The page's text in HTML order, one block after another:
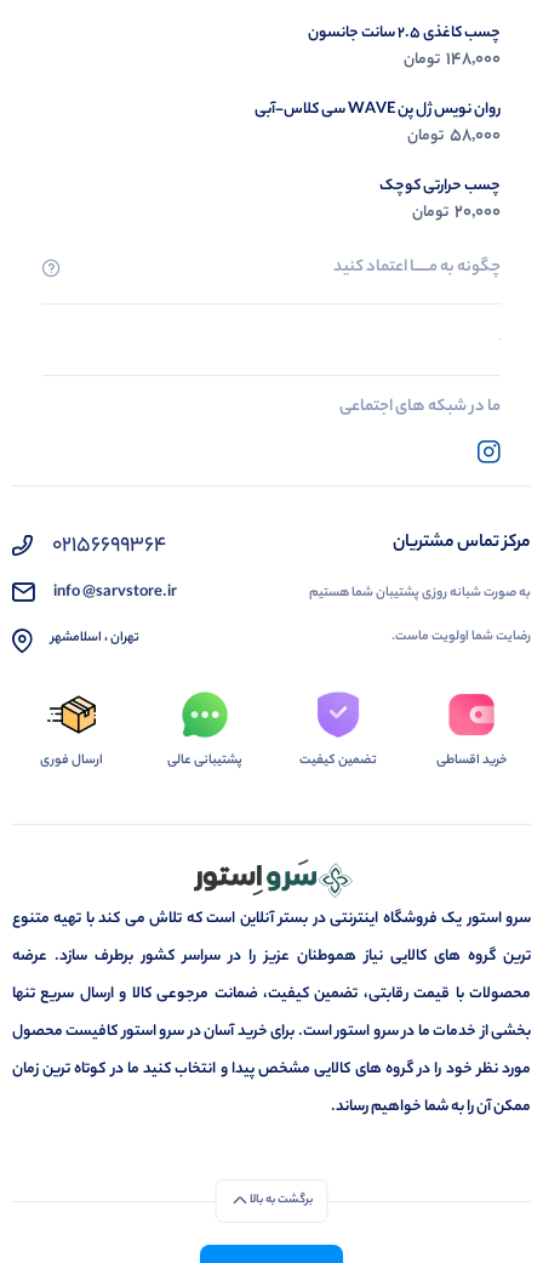
چسب کاغذی 2.5 سانت جانسون
148,000 تومان
روان نویس ژل پن WAVE سی کلاس-آبی
58,000 تومان
چسب حرارتی کوچک
20,000 تومان
چگونه به مــــــا اعتماد کنید
ما در شبکه های اجتماعی
مرکز تماس مشتریان
به صورت شبانه روزی پشتیبان شما هستیم
رضایت شما اولویت ماست.
02156699364
info @sarvstore.ir
تهران ، اسلامشهر
خرید اقساطی تضمین کیفیت پشتیبانی عالی ارسال فوری
سرو استور یک فروشگاه اینترنتی در بستر آنلاین است که تلاش می کند با تهیه متنوع
ترین گروه های کالایی نیاز هموطنان عزیز را در سراسر کشور برطرف سازد. عرضه
محصولات با قیمت رقابتی، تضمین کیفیت، ضمانت مرجوعی کالا و ارسال سریع تنها
بخشی از خدمات ما در سرو استور است. برای خرید آسان در سرو استور کافیست محصول
مورد نظر خود را در گروه های کالایی مشخص پیدا و انتخاب کنید ما در کوتاه ترین زمان
ممکن آن را به شما خواهیم رساند.
برگشت به بالا